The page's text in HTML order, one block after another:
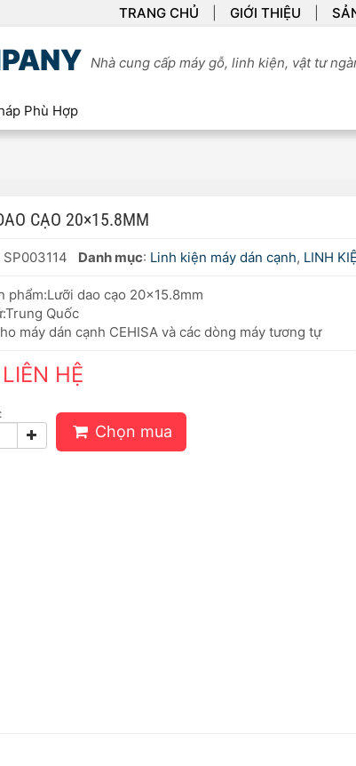
TRANG CHỦ GIỚI THIỆU
Nhà cung cấp máy gỗ, linh kiện, vật tư
Phù Hợp
CẠO 20×15.8MM
SP003114 Danh mục: Linh kiện máy dán cạnh, LINH
phẩm:Lưỡi dao cạo 20×15.8mm
Quốc
máy dán cạnh CEHISA và các dòng máy tương tự
LIÊN HỆ
Chọn mua